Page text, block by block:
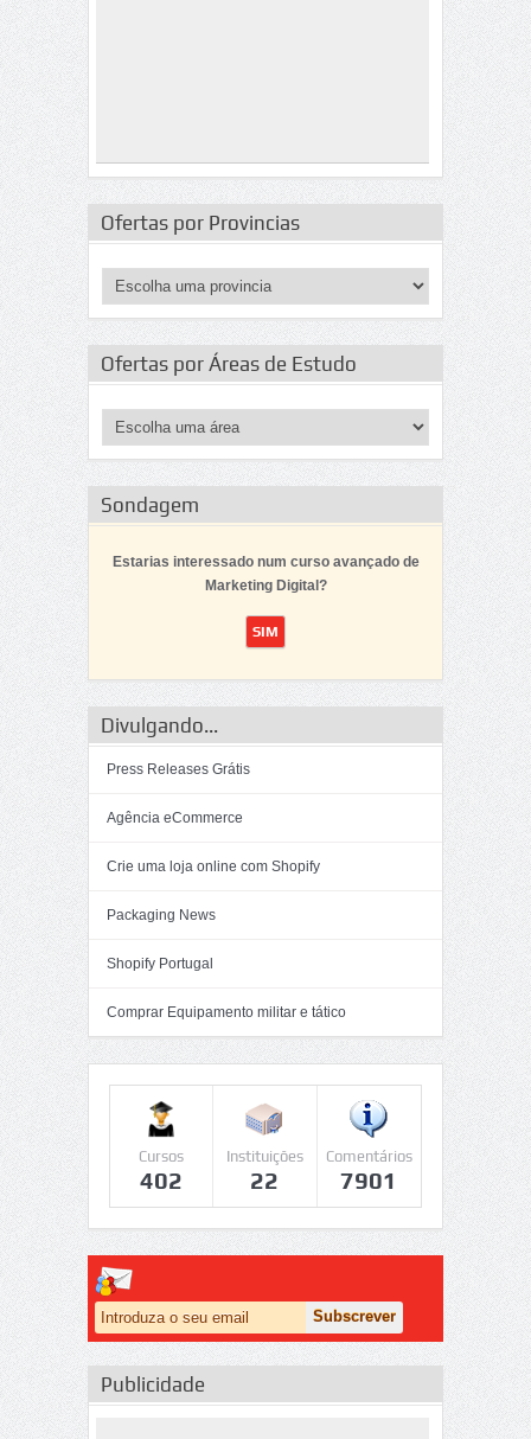
Ofertas por Provincias
Ofertas por Áreas de Estudo
Sondagem
Estarias interessado num curso avançado de
Marketing Digital?
Divulgando...
Press Releases Grátis
Agência eCommerce
Crie uma loja online com Shopify
Packaging News
Shopify Portugal
Comprar Equipamento militar e tático
Cursos
402
Instituições
22
Comentários
7901
Publicidade